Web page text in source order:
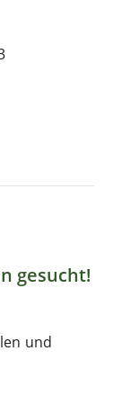
gesucht!
und